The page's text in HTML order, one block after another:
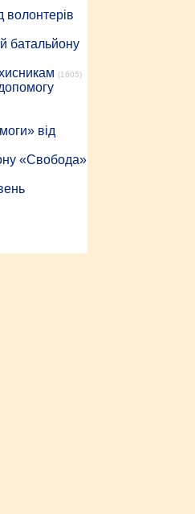
волонтерів
батальйону
(1605)
від
«Свобода»